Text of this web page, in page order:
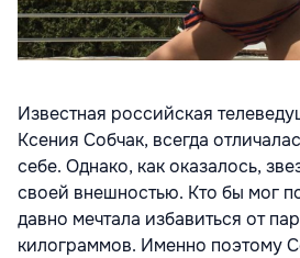
Известная российская
Ксения Собчак, всегда
себе. Однако, как оказалось,
своей внешностью. Кто бы мог
давно мечтала избавиться от
килограммов. Именно поэтому